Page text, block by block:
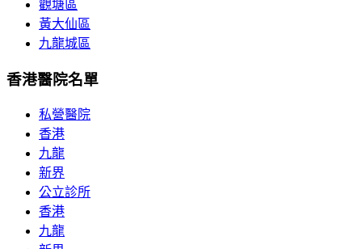
觀塘區
黃大仙區
九龍城區
香港醫院名單
私營醫院
香港
九龍
新界
公立診所
香港
九龍